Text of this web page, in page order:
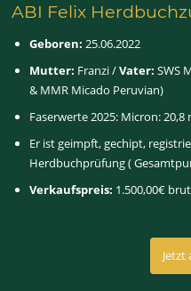
ABI Felix
Geboren: 25.06.2022
Mutter: Franzi /Vater: SWS
& MMR Micado Peruvian)
Faserwerte 2025: Micron: 20,8
Er ist geimpft, gechipt,
Herdbuchprüfung (
Verkaufspreis: 1.500,00€
Jetzt